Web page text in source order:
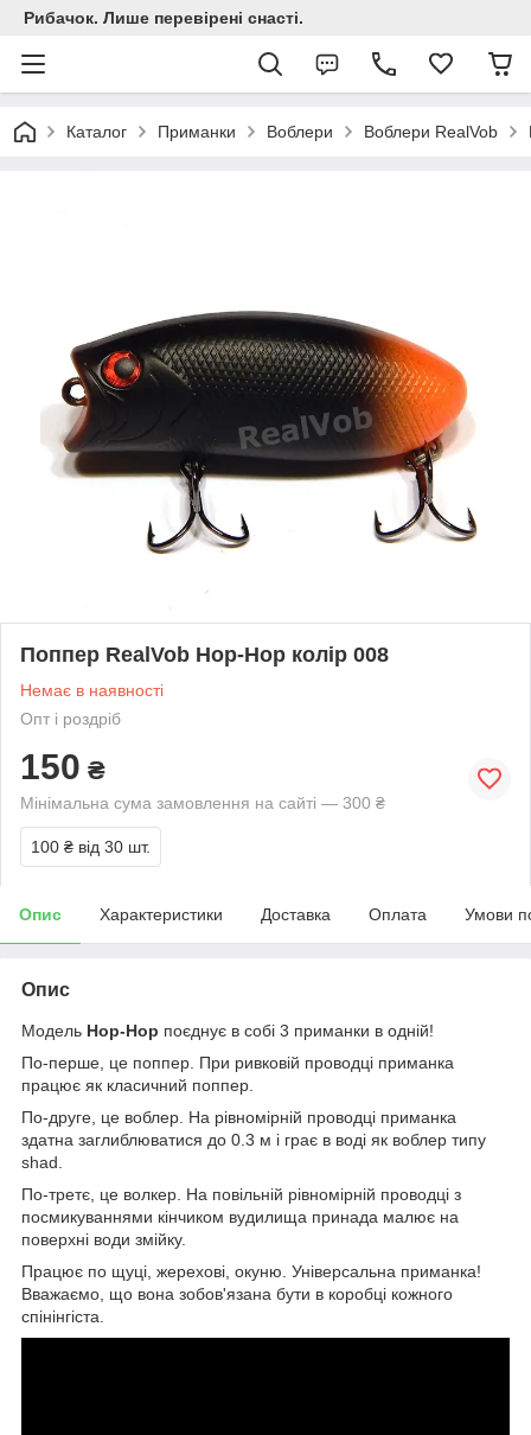
Рибачок. Лише перевірені снасті.
Каталог Приманки Воблери Воблери RealVob
Поппер RealVob Hop-Hop колір 008
Немає в наявності
Опт і роздріб
150 ₴
Мінімальна сума замовлення на сайті — 300 ₴
100 ₴ від 30 шт.
Опис Характеристики Доставка Оплата Умови
Опис
Модель Hop-Hop поєднує в собі 3 приманки в одній!
По-перше, це поппер. При ривковій проводці приманка
працює як класичний поппер.
По-друге, це воблер. На рівномірній проводці приманка
здатна заглиблюватися до 0.3 м і грає в воді як воблер типу
shad.
По-третє, це волкер. На повільній рівномірній проводці з
посмикуваннями кінчиком вудилища принада малює на
поверхні води змійку.
Працює по щуці, жерехові, окуню. Універсальна приманка!
Вважаємо, що вона зобов'язана бути в коробці кожного
спінінгіста.